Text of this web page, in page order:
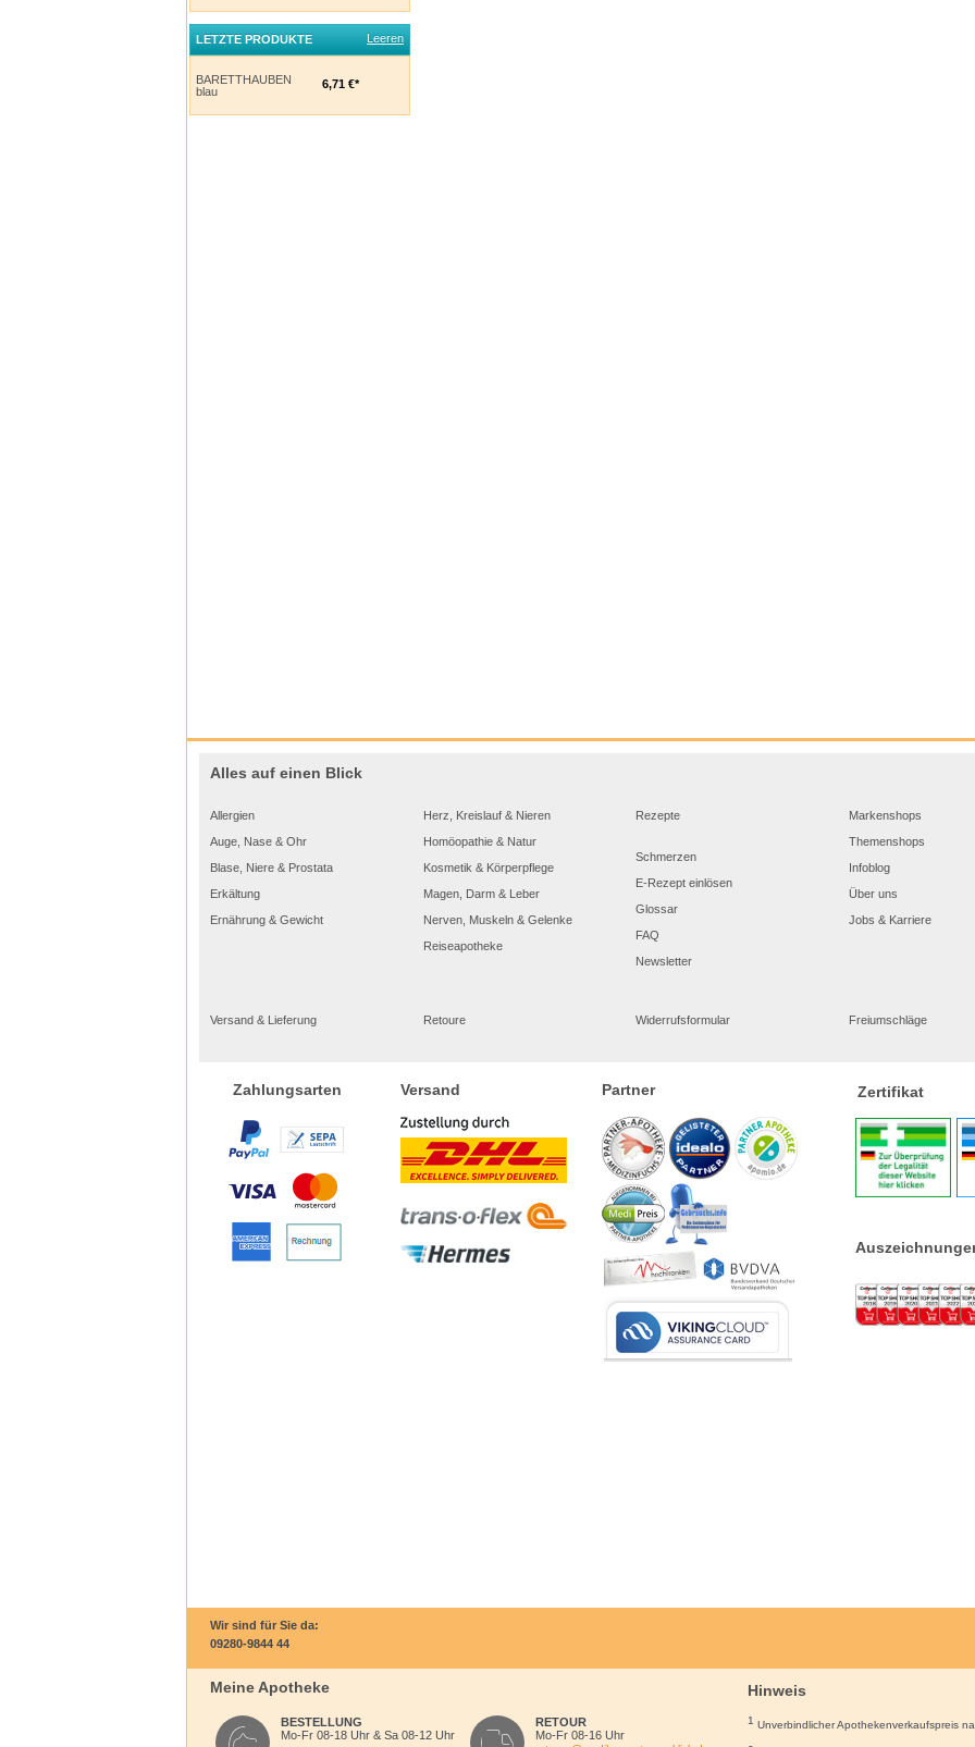
LETZTE PRODUKTE Leeren
BARETTHAUBEN
blau
6,71 €*
Alles auf einen Blick
Allergien
Auge, Nase & Ohr
Blase, Niere & Prostata
Erkältung
Ernährung & Gewicht
Herz, Kreislauf & Nieren
Homöopathie & Natur
Kosmetik & Körperpflege
Magen, Darm & Leber
Nerven, Muskeln & Gelenke
Reiseapotheke
Rezepte
Schmerzen
E-Rezept einlösen
Glossar
FAQ
Newsletter
Markenshops
Themenshops
Infoblog
Über uns
Jobs & Karriere
Versand & Lieferung Retoure Widerrufsformular Freiumschläge
Zahlungsarten Versand Partner Zertifikat
Wir sind für Sie da:
09280-9844 44
Meine Apotheke
BESTELLUNG
Mo-Fr 08-18 Uhr & Sa 08-12 Uhr
RETOUR
Mo-Fr 08-16 Uhr
Hinweis
1 Unverbindlicher Apothekenverkaufspreis